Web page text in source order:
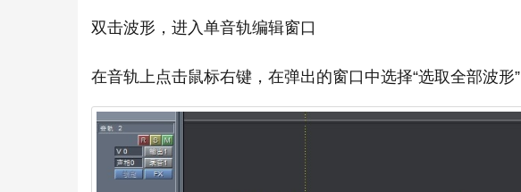
双击波形，进入单音轨编辑窗口
在音轨上点击鼠标右键，在弹出的窗口中选择“选取全部波形”